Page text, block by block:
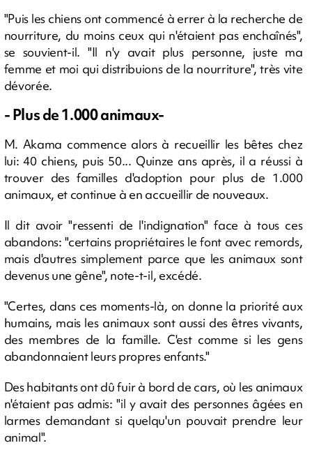
"Puis les chiens ont commencé à errer à la recherche de
nourriture, du moins ceux qui n'étaient pas enchaînés",
se souvient-il. "Il n'y avait plus personne, juste ma
femme et moi qui distribuions de la nourriture", très vite
dévorée.
- Plus de 1.000 animaux-
M. Akama commence alors à recueillir les bêtes chez
lui: 40 chiens, puis 50... Quinze ans après, il a réussi à
trouver des familles d'adoption pour plus de 1.000
animaux, et continue à en accueillir de nouveaux.
Il dit avoir "ressenti de l'indignation" face à tous ces
abandons: "certains propriétaires le font avec remords,
mais d'autres simplement parce que les animaux sont
devenus une gêne", note-t-il, excédé.
"Certes, dans ces moments-là, on donne la priorité aux
humains, mais les animaux sont aussi des êtres vivants,
des membres de la famille. C'est comme si les gens
abandonnaient leurs propres enfants."
Des habitants ont dû fuir à bord de cars, où les animaux
n'étaient pas admis: "il y avait des personnes âgées en
larmes demandant si quelqu'un pouvait prendre leur
animal".